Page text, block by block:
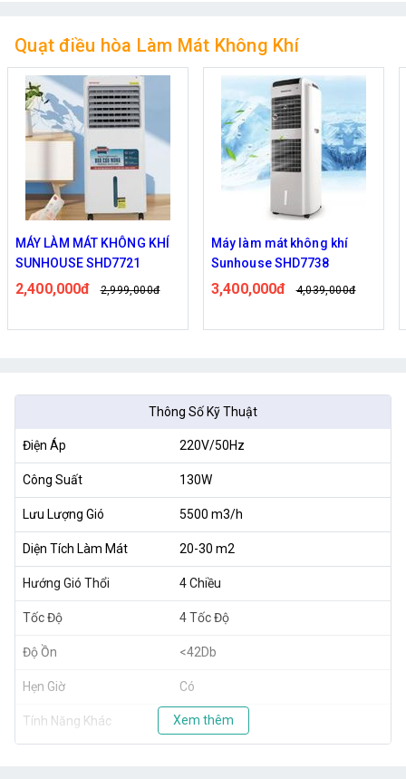
Quạt điều hòa Làm Mát Không Khí
MÁY LÀM MÁT KHÔNG KHÍ
SUNHOUSE SHD7721
2,400,000đ 2,999,000đ
Máy làm mát không khí
Sunhouse SHD7738
3,400,000đ 4,039,000đ
Thông Số Kỹ Thuật
Điện Áp 220V/50Hz
Công Suất 130W
Lưu Lượng Gió 5500 m3/h
Diện Tích Làm Mát 20-30 m2
Hướng Gió Thổi 4 Chiều
Tốc Độ 4 Tốc Độ
Độ Ồn <42Db
Hẹn Giờ Có
Tính Năng Khác Có
Xem thêm